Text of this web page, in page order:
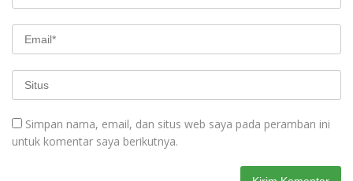
Simpan nama, email, dan situs web saya pada peramban ini
untuk komentar saya berikutnya.